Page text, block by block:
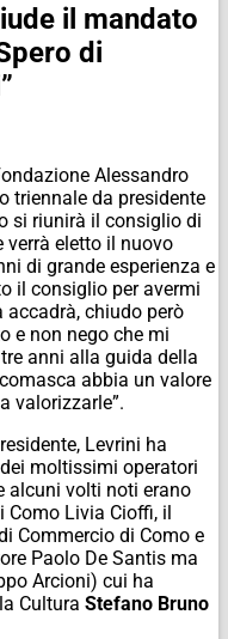
il mandato
di
Alessandro
triennale da presidente
si riunirà il consiglio di
verrà eletto il nuovo
di grande esperienza e
il consiglio per avermi
chiudo però
e non nego che mi
anni alla guida della
abbia un valore
valorizzarle”.
Levrini ha
moltissimi operatori
alcuni volti noti erano
Como Livia Cioffi, il
Commercio di Como e
Paolo De Santis ma
Arcioni) cui ha
Cultura Stefano Bruno